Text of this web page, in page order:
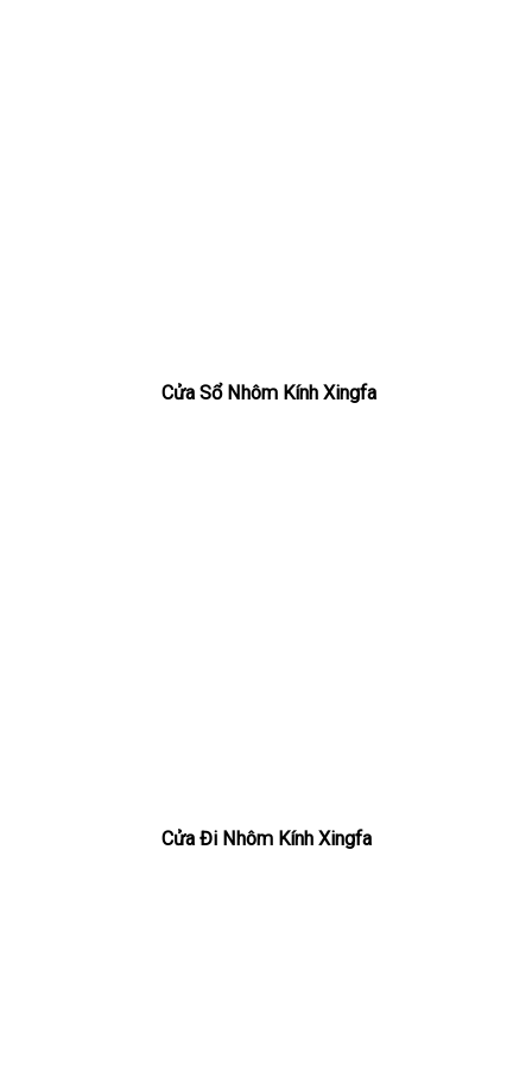
Cửa Sổ Nhôm Kính Xingfa
Cửa Đi Nhôm Kính Xingfa